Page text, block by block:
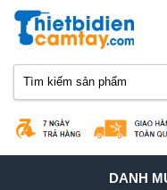
TOGGLE
DANH